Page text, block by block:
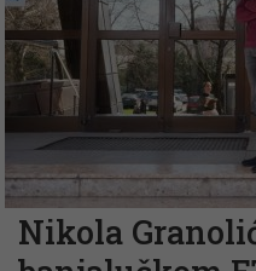
Nikola